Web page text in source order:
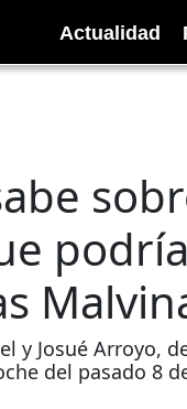
Actualidad
y Josué Arroyo,
del pasado 8